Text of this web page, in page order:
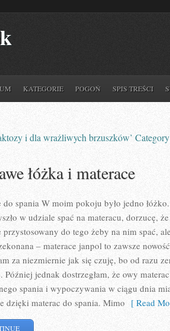
KATEGORIE POGOŃ SPIS TREŚCI
i dla wrażliwych brzuszków’ Category
łóżka i materace
do spania W moim pokoju było jedno
w udziale spać na materacu, dorzucę,
do tego żeby na nim spać,
– materace janpol to zawsze
za niezmiernie jak się czuję, bo od razu
Później jednak dostrzegłam, że owy
spania i wypoczywania w ciągu dnia
dzięki materac do spania. Mimo [ Read